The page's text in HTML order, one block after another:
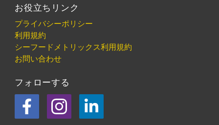
お役立ちリンク
プライバシーポリシー
利用規約
シーフードメトリックス利用規約
お問い合わせ
フォローする
フェイスブック
Instagram
LinkedIn